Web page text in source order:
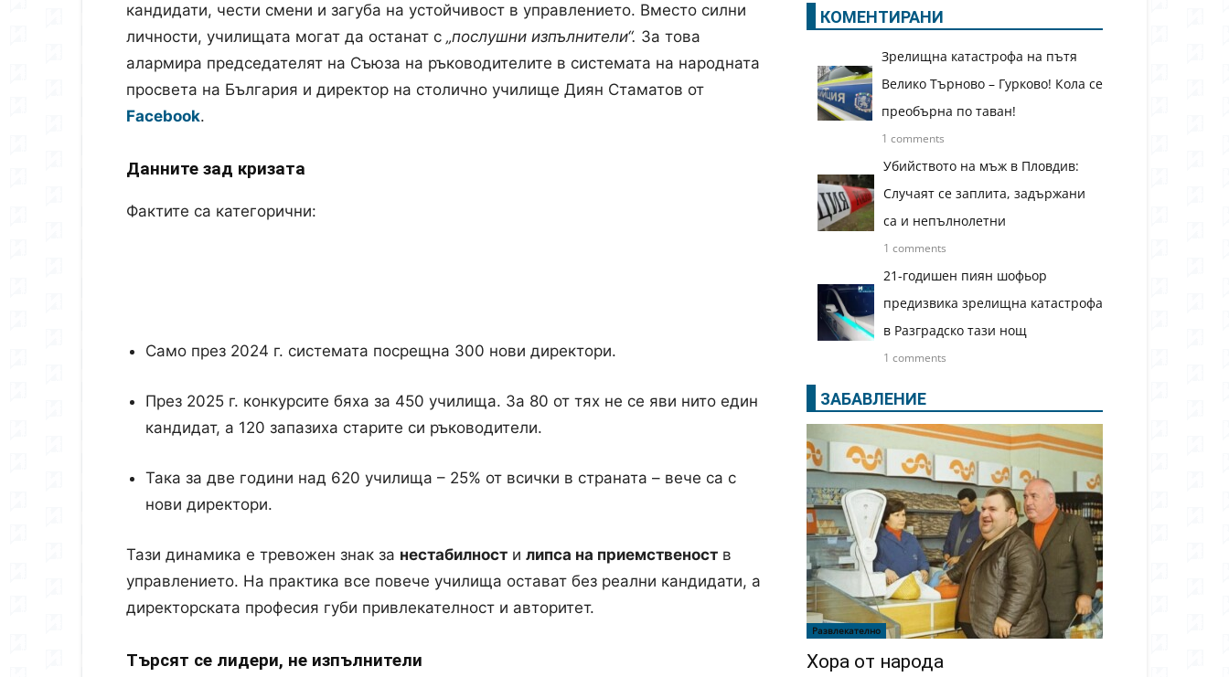
кандидати, чести смени и загуба на устойчивост в управлението. Вместо силни
личности, училищата могат да останат с „послушни изпълнители“. За това
алармира председателят на Съюза на ръководителите в системата на народната
просвета на България и директор на столично училище Диян Стаматов от
Facebook.
Данните зад кризата
Фактите са категорични:
Само през 2024 г. системата посрещна 300 нови директори.
През 2025 г. конкурсите бяха за 450 училища. За 80 от тях не се яви нито един
кандидат, а 120 запазиха старите си ръководители.
Така за две години над 620 училища – 25% от всички в страната – вече са с
нови директори.
Тази динамика е тревожен знак за нестабилност и липса на приемственост в
управлението. На практика все повече училища остават без реални кандидати, а
директорската професия губи привлекателност и авторитет.
Търсят се лидери, не изпълнители
КОМЕНТИРАНИ
Зрелищна катастрофа на пътя
Велико Търново – Гурково! Кола се
преобърна по таван!
1 comments
Убийството на мъж в Пловдив:
Случаят се заплита, задържани
са и непълнолетни
1 comments
21-годишен пиян шофьор
предизвика зрелищна катастрофа
в Разградско тази нощ
1 comments
ЗАБАВЛЕНИЕ
Развлекателно
Хора от народа